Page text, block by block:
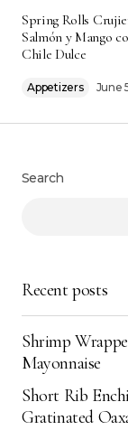
Required
Your Name
Save my
browser
Submit
Spring Rolls
Salmón y Mango
Chile Dulce
Appetizers June
Search
Recent posts
Shrimp
Mayonnaise
Short Rib
Gratinated